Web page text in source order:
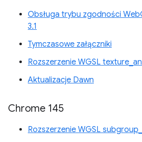
Obsługa trybu zgodności
3.1
Tymczasowe załączniki
Rozszerzenie WGSL
Aktualizacje Dawn
Chrome 145
Rozszerzenie WGSL